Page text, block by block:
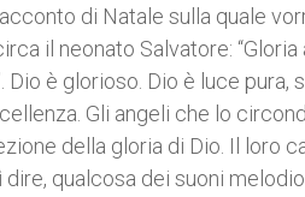
di Natale sulla quale
il neonato Salvatore:
è glorioso. Dio è luce pura,
Gli angeli che lo
della gloria di Dio. Il loro
qualcosa dei suoni